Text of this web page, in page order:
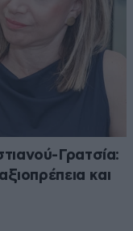
Γρατσία:
και